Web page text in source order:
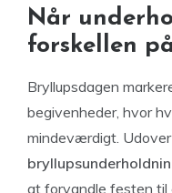
Når
forskellen
Bryllupsdagen
begivenheder, hvor
mindeværdigt. Udover
at forvandle festen